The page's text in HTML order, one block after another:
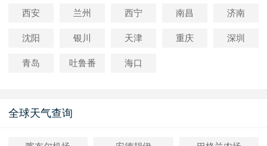
西安 兰州 西宁 南昌 济南
沈阳 银川 天津 重庆 深圳
青岛 吐鲁番 海口
全球天气查询